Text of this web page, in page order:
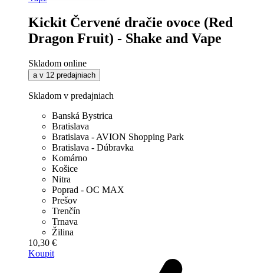
Kickit Červené dračie ovoce (Red
Dragon Fruit) - Shake and Vape
Skladom online
a v 12 predajniach
Skladom v predajniach
Banská Bystrica
Bratislava
Bratislava - AVION Shopping Park
Bratislava - Dúbravka
Komárno
Košice
Nitra
Poprad - OC MAX
Prešov
Trenčín
Trnava
Žilina
10,30 €
Koupit